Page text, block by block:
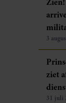
3
ziet
31 juli